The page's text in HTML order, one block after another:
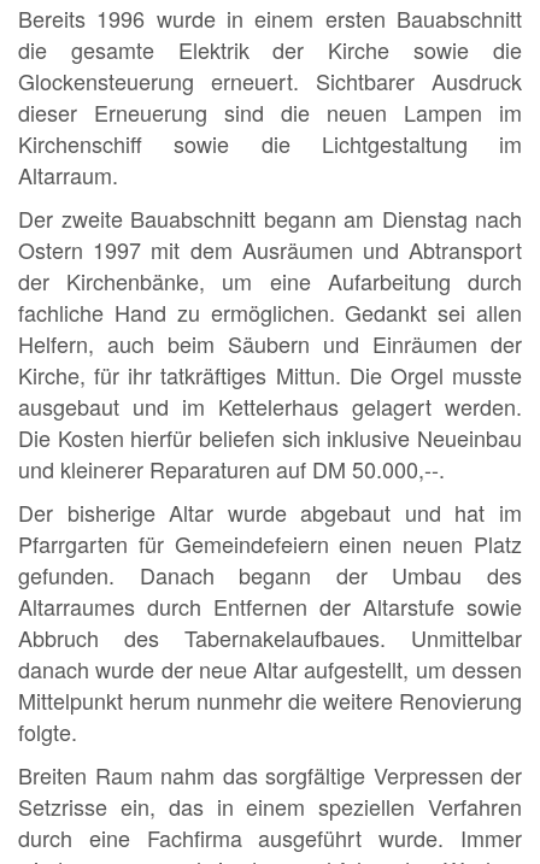
Bereits 1996 wurde in einem ersten Bauabschnitt
die gesamte Elektrik der Kirche sowie die
Glockensteuerung erneuert. Sichtbarer Ausdruck
dieser Erneuerung sind die neuen Lampen im
Kirchenschiff sowie die Lichtgestaltung im
Altarraum.
Der zweite Bauabschnitt begann am Dienstag nach
Ostern 1997 mit dem Ausräumen und Abtransport
der Kirchenbänke, um eine Aufarbeitung durch
fachliche Hand zu ermöglichen. Gedankt sei allen
Helfern, auch beim Säubern und Einräumen der
Kirche, für ihr tatkräftiges Mittun. Die Orgel musste
ausgebaut und im Kettelerhaus gelagert werden.
Die Kosten hierfür beliefen sich inklusive Neueinbau
und kleinerer Reparaturen auf DM 50.000,--.
Der bisherige Altar wurde abgebaut und hat im
Pfarrgarten für Gemeindefeiern einen neuen Platz
gefunden. Danach begann der Umbau des
Altarraumes durch Entfernen der Altarstufe sowie
Abbruch des Tabernakelaufbaues. Unmittelbar
danach wurde der neue Altar aufgestellt, um dessen
Mittelpunkt herum nunmehr die weitere Renovierung
folgte.
Breiten Raum nahm das sorgfältige Verpressen der
Setzrisse ein, das in einem speziellen Verfahren
durch eine Fachfirma ausgeführt wurde. Immer